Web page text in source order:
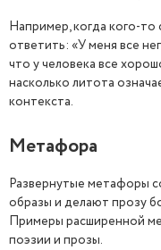
Например, когда кого-то
ответить: «У меня все
что у человека все
насколько литота
контекста.
Метафора
Развернутые метафоры
образы и делают прозу
Примеры расширенной
поэзии и прозы.